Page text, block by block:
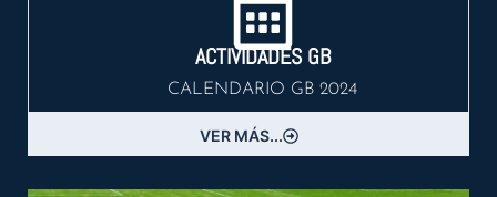
ACTIVIDADES GB
CALENDARIO GB 2024
VER MÁS...